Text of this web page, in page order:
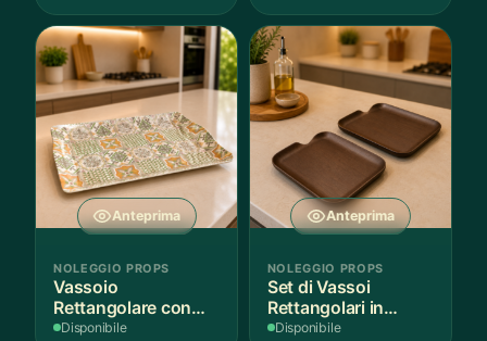
Anteprima
NOLEGGIO PROPS
Vassoio
Rettangolare con
Fantasia
Disponibile
Anteprima
NOLEGGIO PROPS
Set di Vassoi
Rettangolari in
Finitura Legno
Disponibile